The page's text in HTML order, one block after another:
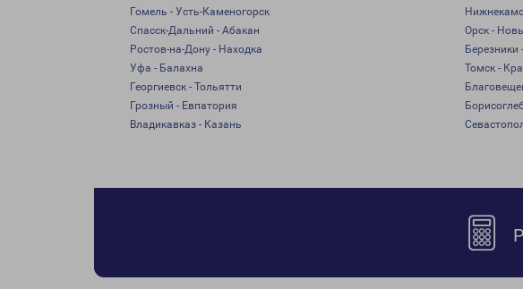
Гомель - Усть-Каменогорск
Спасск-Дальний - Абакан
Орск -
Ростов-на-Дону - Находка
Березники
Уфа - Балахна
Томск -
Георгиевск - Тольятти
Грозный - Евпатория
Владикавказ - Казань